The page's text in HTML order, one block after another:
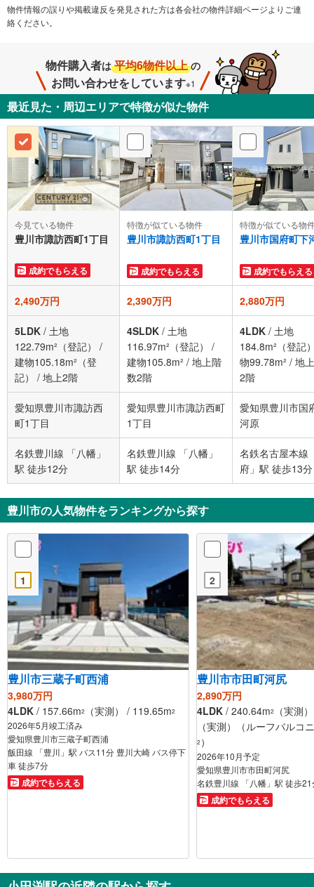
物件情報の誤りや掲載違反を発⾒された方は各会社の物件詳細ページよりご連
絡ください。
物件購入者は 平均6物件以上 の
お問い合わせをしています※1
最近見た・周辺エリアで特徴が似た物件
今見ている物件
豊川市諏訪西町1丁目
成約でもらえる
特徴が似ている物件
豊川市諏訪西町1丁目
成約でもらえる
特徴が似ている物
豊川市国府町下
成約でもらえる
2,490万円 2,390万円 2,880万円
5LDK / 土地
122.79m²（登記）
/
建物105.18m²（登
記）
/ 地上2階
4SLDK / 土地
116.97m²（登記）
/
建物105.8m² / 地上階
数2階
4LDK / 土地
184.8m²（登記
物99.78m² / 地
2階
愛知県豊川市諏訪西
町1丁目
愛知県豊川市諏訪西町
1丁目
愛知県豊川市国
河原
名鉄豊川線 「八幡」
駅 徒歩12分
名鉄豊川線 「八幡」
駅 徒歩14分
名鉄名古屋本線
府」駅 徒歩13分
豊川市の人気物件をランキングから探す
1
豊川市三蔵子町西浦
3,980万円
4LDK / 157.66m2 （実測） / 119.65m2
2026年5月竣工済み
愛知県豊川市三蔵子町西浦
飯田線 「豊川」駅 バス11分 豊川大崎 バス停下
車 徒歩7分
成約でもらえる
2
豊川市市田町河尻
2,890万円
4LDK / 240.64m2
（実測
（実測）（ルーフバルコ
2）
2026年10月予定
愛知県豊川市市田町河尻
名鉄豊川線 「八幡」駅 徒歩21
成約でもらえる